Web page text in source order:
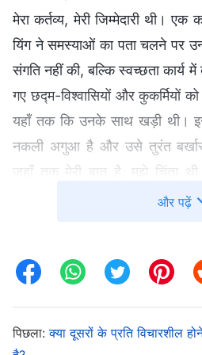
मेरा कर्तव्य, मेरी जिम्मेदारी थी।
यिंग ने समस्याओं का पता चलने पर
संगति नहीं की, बल्कि स्वच्छता कार्य
गए छद्म-विश्वासियों और कुकर्मियों
यहाँ तक कि उनके साथ खड़ी थी।
नकली अगुआ है और उसे तुरंत
जहाँ तक मेरी बात है, मुझे चिंता
बर्खास्त कर दिया, तो कुछ समय
कारण सुरक्षा जोखिम पैदा हुआ और
अगुआ और मसीह-विरोधी रुकावटें और
मिल जाए तो उसे बर्खास्त कर देना और
और पढ़ें
पिछला:क्या दूसरों के प्रति विचारशील